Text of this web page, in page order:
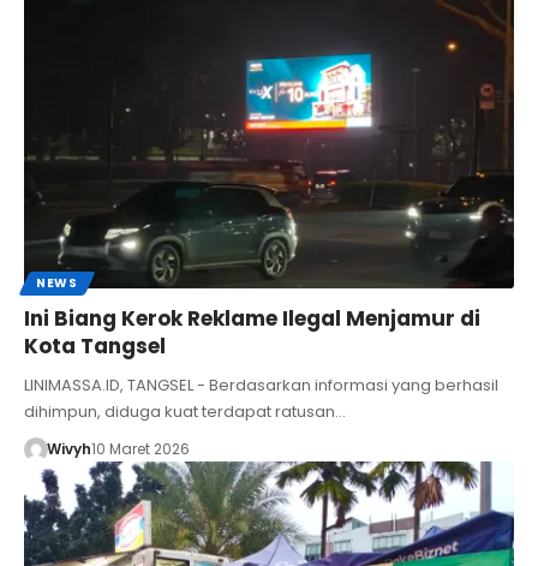
NEWS
Ini Biang Kerok Reklame Ilegal Menjamur di
Kota Tangsel
LINIMASSA.ID, TANGSEL - Berdasarkan informasi yang berhasil
dihimpun, diduga kuat terdapat ratusan…
Wivyh10 Maret 2026